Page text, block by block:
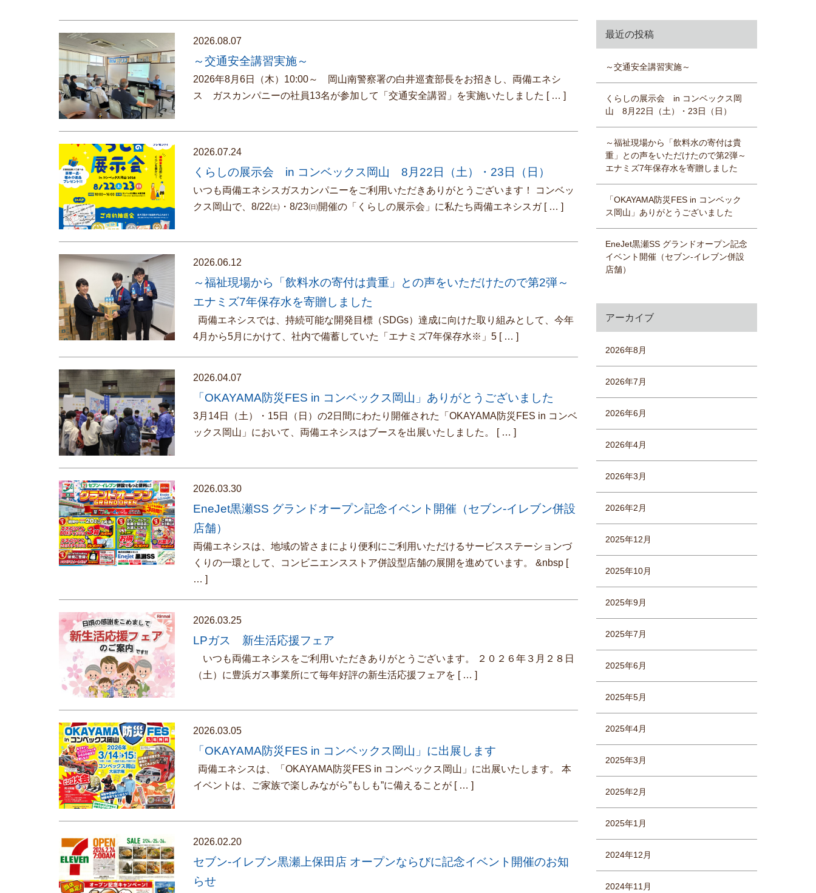
2026.08.07
～交通安全講習実施～
2026年8月6日（木）10:00～ 岡山南警察署の白井巡査部長をお招きし、両備エネシ
ス ガスカンパニーの社員13名が参加して「交通安全講習」を実施いたしました [ … ]
2026.07.24
くらしの展示会 in コンベックス岡山 8月22日（土）・23日（日）
いつも両備エネシスガスカンパニーをご利用いただきありがとうございます！ コンベッ
クス岡山で、8/22㈯・8/23㈰開催の「くらしの展示会」に私たち両備エネシスガ [ … ]
2026.06.12
～福祉現場から「飲料水の寄付は貴重」との声をいただけたので第2弾～
エナミズ7年保存水を寄贈しました
両備エネシスでは、持続可能な開発目標（SDGs）達成に向けた取り組みとして、今年
4月から5月にかけて、社内で備蓄していた「エナミズ7年保存水※」5 [ … ]
2026.04.07
「OKAYAMA防災FES in コンベックス岡山」ありがとうございました
3月14日（土）・15日（日）の2日間にわたり開催された「OKAYAMA防災FES in コンベ
ックス岡山」において、両備エネシスはブースを出展いたしました。
[ … ]
2026.03.30
EneJet黒瀬SS グランドオープン記念イベント開催（セブン-イレブン併設
店舗）
両備エネシスは、地域の皆さまにより便利にご利用いただけるサービスステーションづ
くりの一環として、コンビニエンスストア併設型店舗の展開を進めています。 &nbsp [
… ]
2026.03.25
LPガス 新生活応援フェア
いつも両備エネシスをご利用いただきありがとうございます。 ２０２６年３月２８日
（土）に豊浜ガス事業所にて毎年好評の新生活応援フェアを [ … ]
2026.03.05
「OKAYAMA防災FES in コンベックス岡山」に出展します
両備エネシスは、「OKAYAMA防災FES in コンベックス岡山」に出展いたします。 本
イベントは、ご家族で楽しみながら”もしも”に備えることが [ … ]
2026.02.20
セブン-イレブン黒瀬上保田店 オープンならびに記念イベント開催のお知
らせ
最近の投稿
～交通安全講習実施～
くらしの展示会 in コンベックス岡
山 8月22日（土）・23日（日）
～福祉現場から「飲料水の寄付は貴
重」との声をいただけたので第2弾～
エナミズ7年保存水を寄贈しました
「OKAYAMA防災FES in コンベック
ス岡山」ありがとうございました
EneJet黒瀬SS グランドオープン記念
イベント開催（セブン-イレブン併設
店舗）
アーカイブ
2026年8月
2026年7月
2026年6月
2026年4月
2026年3月
2026年2月
2025年12月
2025年10月
2025年9月
2025年7月
2025年6月
2025年5月
2025年4月
2025年3月
2025年2月
2025年1月
2024年12月
2024年11月